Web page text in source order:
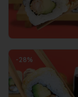
-28%